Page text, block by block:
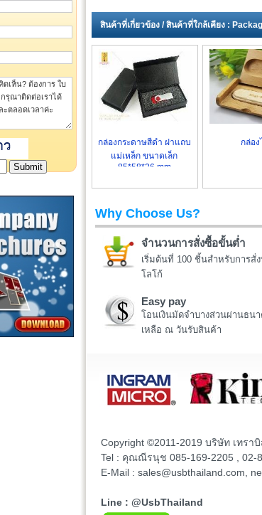
สินค้าที่เกี่ยวข้อง / สินค้าที่ใกล้เคียง :
กล่องกระดาษสีดำ ฝาแถบ
แม่เหล็ก ขนาดเล็ก
85*58*26 mm
กล่อง
Why Choose Us?
จำนวนการสั่งซื้อขั้นต่ำ
เริ่มต้นที่ 100 ชิ้นสำหรับการสั่
โลโก้
Easy pay
โอนเงินมัดจำบางส่วนผ่านธน
เหลือ ณ วันรับสินค้า
Copyright ©2011-2019 บริษัท เทรา
Tel : คุณณีรนุช 085-169-2205 , 02-
E-Mail : sales@usbthailand.com,
Line : @UsbThailand